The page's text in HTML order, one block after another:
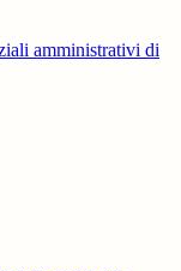
amministrativi di